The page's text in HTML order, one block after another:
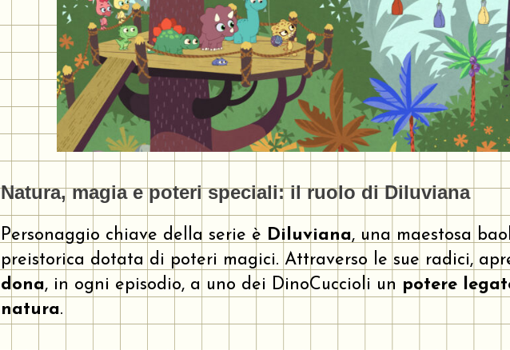
Natura, magia e poteri speciali: il ruolo di Diluviana
Personaggio chiave della serie è Diluviana, una maestosa
preistorica dotata di poteri magici. Attraverso le sue radici,
dona, in ogni episodio, a uno dei DinoCuccioli un potere
natura.